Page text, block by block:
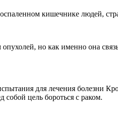
кишечнике людей,
но как именно она
для лечения болезни
цель бороться с раком.